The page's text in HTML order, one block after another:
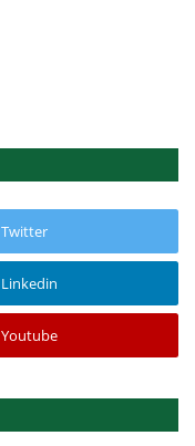
Twitter
Linkedin
Youtube